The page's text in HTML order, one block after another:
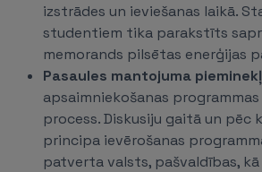
izstrādes un ieviešanas laikā.
studentiem tika parakstīts
memorands pilsētas enerģijas
Pasaules mantojuma
apsaimniekošanas
process. Diskusiju gaitā un pēc
principa ievērošanas
patverta valsts, pašvaldības, kā